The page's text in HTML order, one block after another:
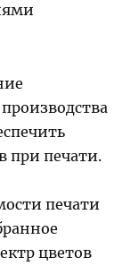
при печати.
печати
цветов